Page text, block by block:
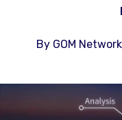
By GOM Network